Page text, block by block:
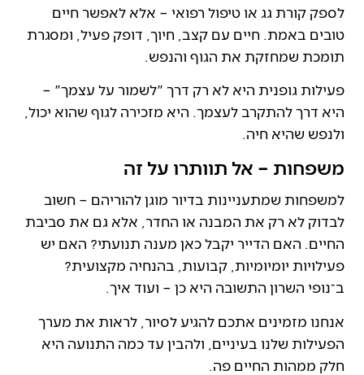
לספק קורת גג או טיפול רפואי – אלא לאפשר חיים
טובים באמת. חיים עם קצב, חיוך, דופק פעיל, ומסגרת
תומכת שמחזקת את הגוף והנפש.
פעילות גופנית היא לא רק דרך "לשמור על עצמך" –
היא דרך להתקרב לעצמך. היא מזכירה לגוף שהוא יכול,
ולנפש שהיא חיה.
משפחות – אל תוותרו על זה
למשפחות שמתעניינות בדיור מוגן להוריהם – חשוב
לבדוק לא רק את המבנה או החדר, אלא גם את סביבת
החיים. האם הדייר יקבל כאן מענה תנועתי? האם יש
פעילויות יומיומיות, קבועות, בהנחיה מקצועית?
ב־נופי השרון התשובה היא כן – ועוד איך.
אנחנו מזמינים אתכם להגיע לסיור, לראות את מערך
הפעילות שלנו בעיניים, ולהבין עד כמה התנועה היא
חלק ממהות החיים פה.